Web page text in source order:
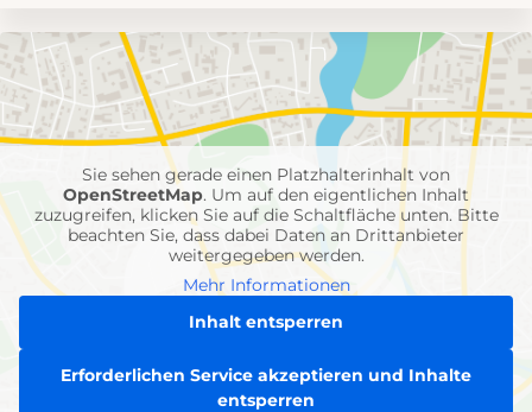
Umgebungskarte
mit
Feuerwehr-
Einheiten
Sie sehen gerade einen Platzhalterinhalt von
OpenStreetMap. Um auf den eigentlichen Inhalt
zuzugreifen, klicken Sie auf die Schaltfläche unten. Bitte
beachten Sie, dass dabei Daten an Drittanbieter
weitergegeben werden.
Mehr Informationen
Inhalt entsperren
Erforderlichen Service akzeptieren und Inhalte
entsperren